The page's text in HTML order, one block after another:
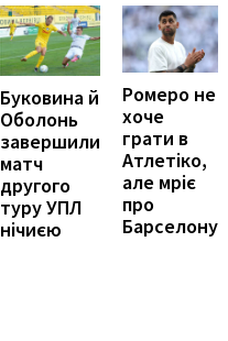
Буковина й
Оболонь
завершили
матч
другого
туру УПЛ
нічиєю
Ромеро не
хоче
грати в
Атлетіко,
але мріє
про
Барселону